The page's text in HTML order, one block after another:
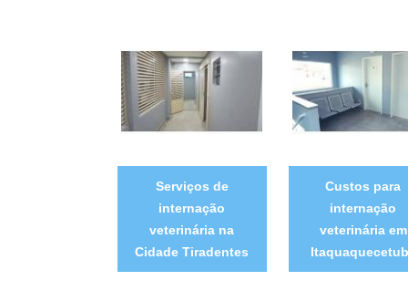
Serviços de
internação
veterinária na
Cidade Tiradentes
Custos para
internação
veterinária em